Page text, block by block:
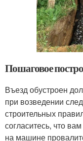
Пошаговое
Въезд обустроен
при возведении
строительных
согласитесь, что
на машине